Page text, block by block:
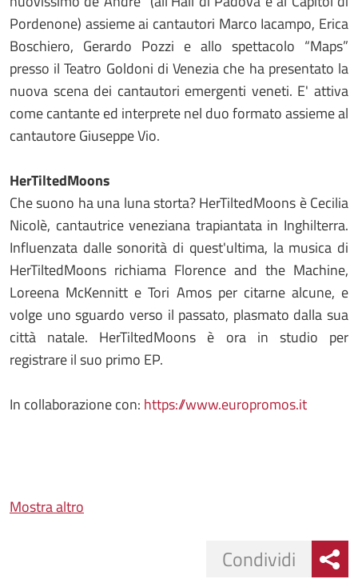
Pordenone) assieme ai cantautori Marco Iacampo, Erica
Boschiero, Gerardo Pozzi e allo spettacolo “Maps”
presso il Teatro Goldoni di Venezia che ha presentato la
nuova scena dei cantautori emergenti veneti. E' attiva
come cantante ed interprete nel duo formato assieme al
cantautore Giuseppe Vio.
HerTiltedMoons
Che suono ha una luna storta? HerTiltedMoons è Cecilia
Nicolè, cantautrice veneziana trapiantata in Inghilterra.
Influenzata dalle sonorità di quest'ultima, la musica di
HerTiltedMoons richiama Florence and the Machine,
Loreena McKennitt e Tori Amos per citarne alcune, e
volge uno sguardo verso il passato, plasmato dalla sua
città natale. HerTiltedMoons è ora in studio per
registrare il suo primo EP.
In collaborazione con: https://www.europromos.it
Mostra altro
Condividi